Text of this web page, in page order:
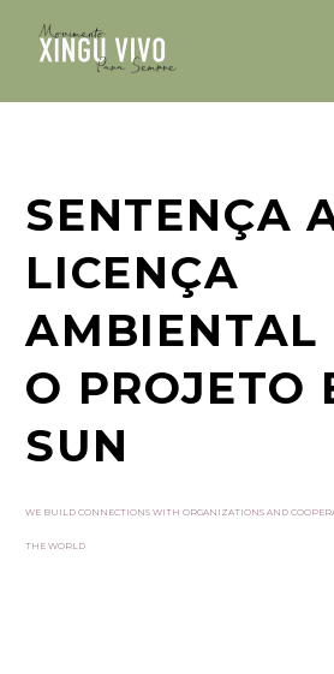
SENTENÇA
LICENÇA
AMBIENTAL
O PROJETO
SUN
WE BUILD CONNECTIONS WITH ORGANIZATIONS AND
THE WORLD